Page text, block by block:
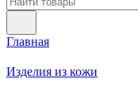
Главная
Изделия из кожи